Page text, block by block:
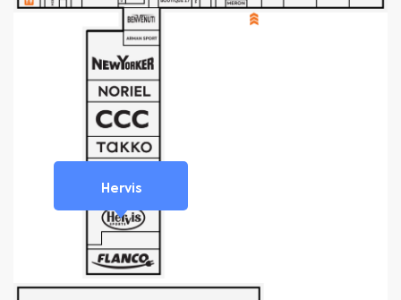
Hervis